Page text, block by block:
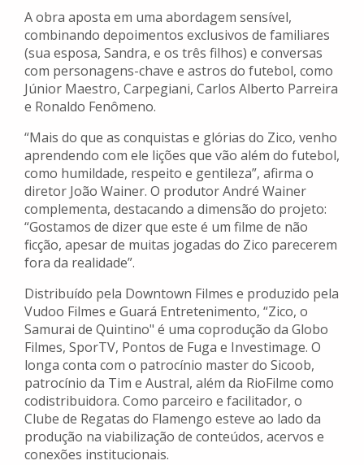
A obra aposta em uma abordagem sensível,
combinando depoimentos exclusivos de familiares
(sua esposa, Sandra, e os três filhos) e conversas
com personagens-chave e astros do futebol, como
Júnior Maestro, Carpegiani, Carlos Alberto Parreira
e Ronaldo Fenômeno.
“Mais do que as conquistas e glórias do Zico, venho
aprendendo com ele lições que vão além do futebol,
como humildade, respeito e gentileza”, afirma o
diretor João Wainer. O produtor André Wainer
complementa, destacando a dimensão do projeto:
“Gostamos de dizer que este é um filme de não
ficção, apesar de muitas jogadas do Zico parecerem
fora da realidade”.
Distribuído pela Downtown Filmes e produzido pela
Vudoo Filmes e Guará Entretenimento, “Zico, o
Samurai de Quintino" é uma coprodução da Globo
Filmes, SporTV, Pontos de Fuga e Investimage. O
longa conta com o patrocínio master do Sicoob,
patrocínio da Tim e Austral, além da RioFilme como
codistribuidora. Como parceiro e facilitador, o
Clube de Regatas do Flamengo esteve ao lado da
produção na viabilização de conteúdos, acervos e
conexões institucionais.